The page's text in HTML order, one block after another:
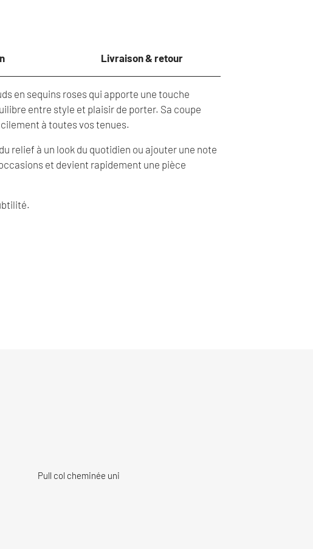
Livraison & retour
en sequins roses qui apporte une touche
entre style et plaisir de porter. Sa coupe
à toutes vos tenues.
relief à un look du quotidien ou ajouter une note
et devient rapidement une pièce